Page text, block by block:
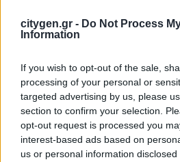
citygen.gr - Do Not Process
Information
If you wish to opt-out of the sale,
processing of your personal or
targeted advertising by us, please
section to confirm your selection.
opt-out request is processed you
interest-based ads based on
us or personal information
4 Ιουνίου 2025
Infrastructure Europe (GIE) στο
Latest Posts
Όμιλος Σαρακάκη: Παραχώρησε
στην ΕΠΟΜΕΑ Βιλίων